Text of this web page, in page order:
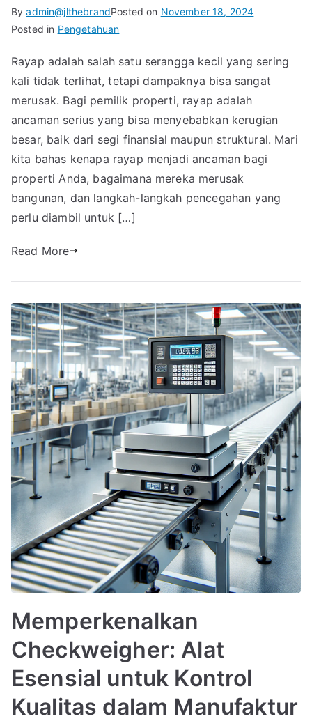
Byadmin@jlthebrandPosted on November 18, 2024
Posted in Pengetahuan
Rayap adalah salah satu serangga kecil yang sering
kali tidak terlihat, tetapi dampaknya bisa sangat
merusak. Bagi pemilik properti, rayap adalah
ancaman serius yang bisa menyebabkan kerugian
besar, baik dari segi finansial maupun struktural. Mari
kita bahas kenapa rayap menjadi ancaman bagi
properti Anda, bagaimana mereka merusak
bangunan, dan langkah-langkah pencegahan yang
perlu diambil untuk […]
Read More
Memperkenalkan
Checkweigher: Alat
Esensial untuk Kontrol
Kualitas dalam Manufaktur